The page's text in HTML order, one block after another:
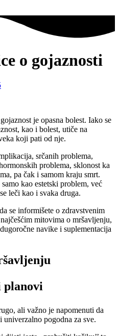
o gojaznosti
je opasna bolest. Iako se
kao i bolest, utiče na
koji pati od nje.
srčanih problema,
problema, sklonost ka
pa čak i samom kraju smrt.
kao estetski problem, već
leči kao i svaka druga.
se informišete o zdravstvenim
mitovima o mršavljenju,
navike i suplementacija
planovi
ali važno je napomenuti da
pogodna za sve.